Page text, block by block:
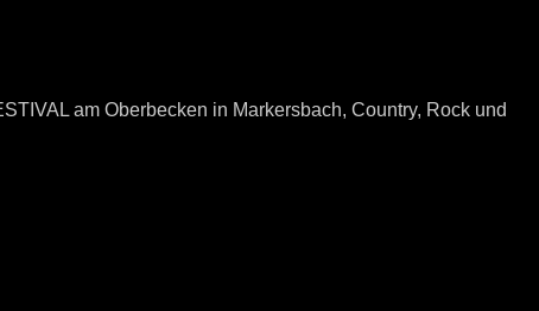
am Oberbecken in Markersbach, Country, Rock und